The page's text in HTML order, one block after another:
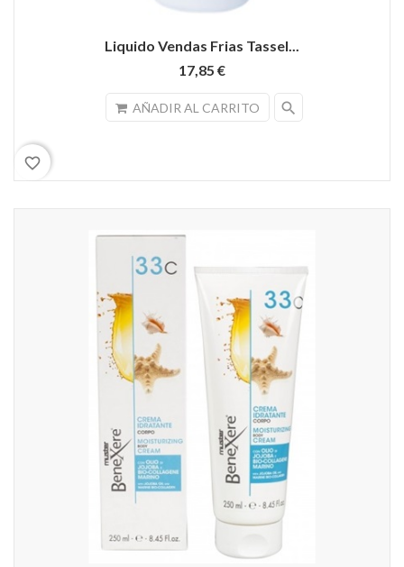
Liquido Vendas Frias Tassel...
17,85 €
AÑADIR AL CARRITO search
favorite_border